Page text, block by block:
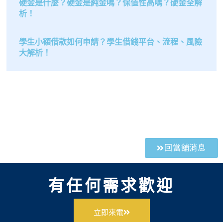
硬金是什麼？硬金是純金嗎？保值性高嗎？硬金全解
析！
學生小額借款如何申請？學生借錢平台、流程、風險
大解析！
回當舖消息
有任何需求歡迎
立即來電